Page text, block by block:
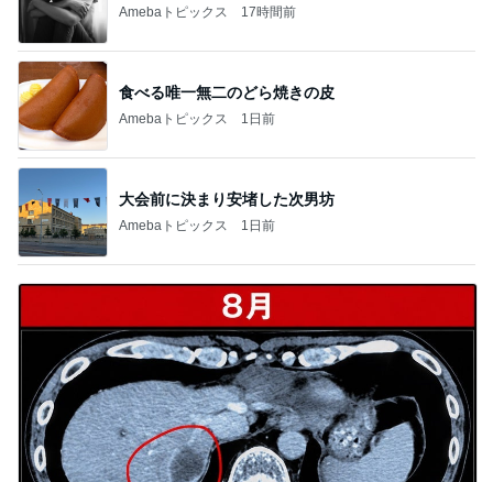
Amebaトピックス 17時間前
食べる唯一無二のどら焼きの皮
Amebaトピックス 1日前
大会前に決まり安堵した次男坊
Amebaトピックス 1日前